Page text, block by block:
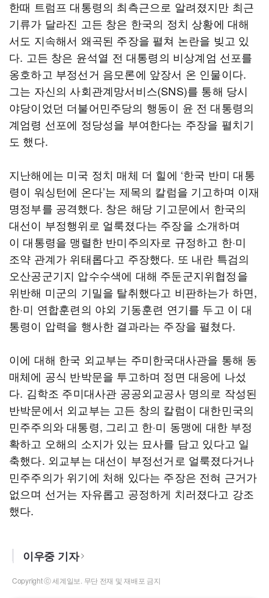
한때 트럼프 대통령의 최측근으로 알려졌지만 최근
기류가 달라진 고든 창은 한국의 정치 상황에 대해
서도 지속해서 왜곡된 주장을 펼쳐 논란을 빚고 있
다. 고든 창은 윤석열 전 대통령의 비상계엄 선포를
옹호하고 부정선거 음모론에 앞장서 온 인물이다.
그는 자신의 사회관계망서비스(SNS)를 통해 당시
야당이었던 더불어민주당의 행동이 윤 전 대통령의
계엄령 선포에 정당성을 부여한다는 주장을 펼치기
도 했다.
지난해에는 미국 정치 매체 더 힐에 ‘한국 반미 대통
령이 워싱턴에 온다’는 제목의 칼럼을 기고하며 이재
명정부를 공격했다. 창은 해당 기고문에서 한국의
대선이 부정행위로 얼룩졌다는 주장을 소개하며
이 대통령을 맹렬한 반미주의자로 규정하고 한·미
조약 관계가 위태롭다고 주장했다. 또 내란 특검의
오산공군기지 압수수색에 대해 주둔군지위협정을
위반해 미군의 기밀을 탈취했다고 비판하는가 하면,
한·미 연합훈련의 야외 기동훈련 연기를 두고 이 대
통령이 압력을 행사한 결과라는 주장을 펼쳤다.
이에 대해 한국 외교부는 주미한국대사관을 통해 동
매체에 공식 반박문을 투고하며 정면 대응에 나섰
다. 김학조 주미대사관 공공외교공사 명의로 작성된
반박문에서 외교부는 고든 창의 칼럼이 대한민국의
민주주의와 대통령, 그리고 한·미 동맹에 대한 부정
확하고 오해의 소지가 있는 묘사를 담고 있다고 일
축했다. 외교부는 대선이 부정선거로 얼룩졌다거나
민주주의가 위기에 처해 있다는 주장은 전혀 근거가
없으며 선거는 자유롭고 공정하게 치러졌다고 강조
했다.
이우중 기자
Copyright ⓒ 세계일보. 무단 전재 및 재배포 금지